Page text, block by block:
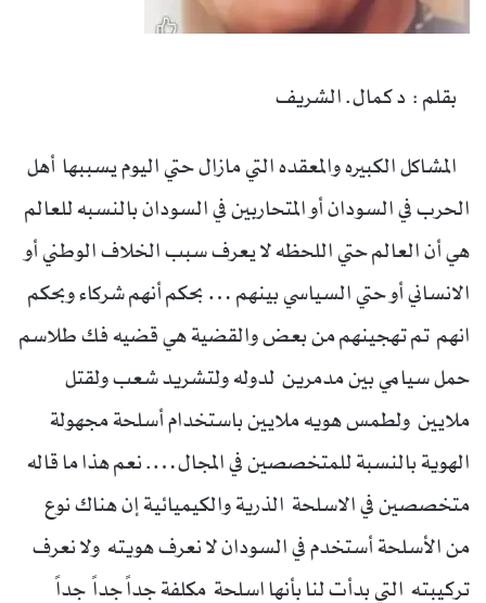
بقلم : د كمال. الشريف
المشاكل الكبيره والمعقده التي مازال حتي اليوم يسببها أهل
الحرب في السودان أو المتحاربين في السودان بالنسبه للعالم
هي أن العالم حتي اللحظه لا يعرف سبب الخلاف الوطني أو
الانساني أو حتي السياسي بينهم … بحكم أنهم شركاء وبحكم
انهم تم تهجينهم من بعض والقضية هي قضيه فك طلاسم
حمل سيامي بين مدمرين لدوله ولتشريد شعب ولقتل
ملايين ولطمس هويه ملايين باستخدام أسلحة مجهولة
الهوية بالنسبة للمتخصصين في المجال…. نعم هذا ما قاله
متخصصين في الاسلحة الذرية والكيميائية إن هناك نوع
من الأسلحة أستخدم في السودان لا نعرف هويته ولا نعرف
تركيبته التي بدأت لنا بأنها اسلحة مكلفة جداً جداً جداً